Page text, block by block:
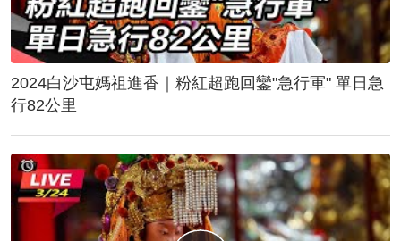
2024白沙屯媽祖進香｜粉紅超跑回鑾"急行軍" 單日急
行82公里